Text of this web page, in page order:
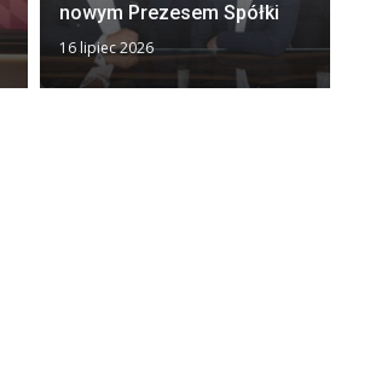
nowym Prezesem Spółki
16 lipiec 2026